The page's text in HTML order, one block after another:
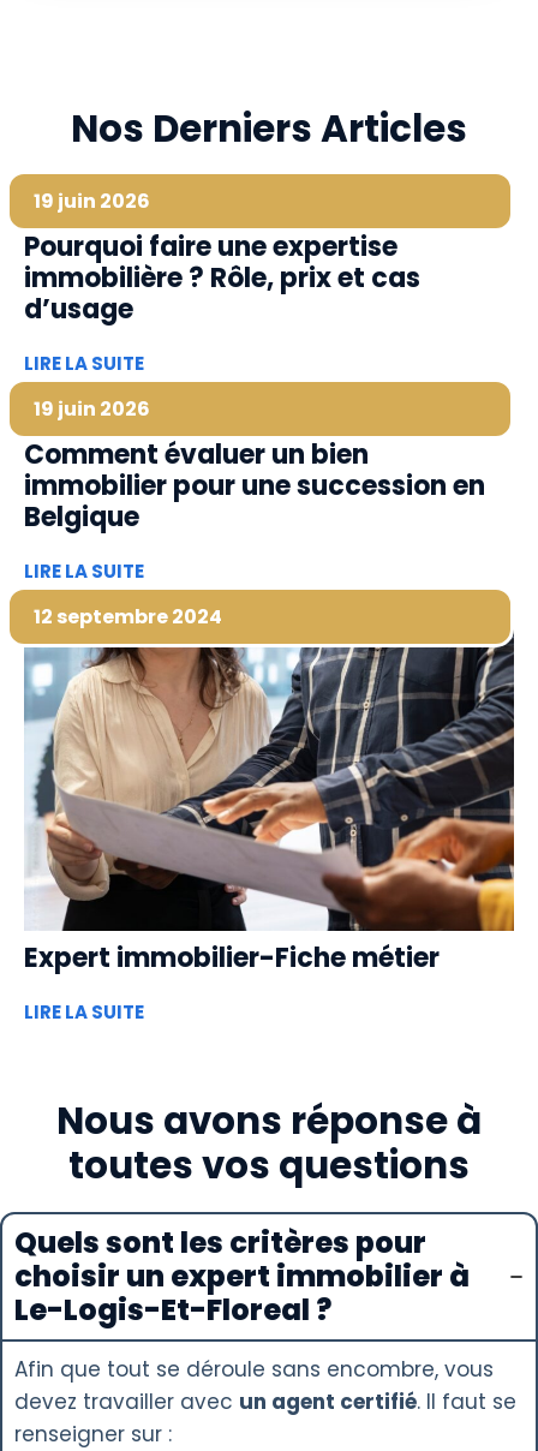
Nos Derniers Articles
19 juin 2026
Pourquoi faire une expertise
immobilière ? Rôle, prix et cas
d’usage
LIRE LA SUITE
19 juin 2026
Comment évaluer un bien
immobilier pour une succession en
Belgique
LIRE LA SUITE
12 septembre 2024
Expert immobilier-Fiche métier
LIRE LA SUITE
Nous avons réponse à
toutes vos questions
Quels sont les critères pour
choisir un expert immobilier à
Le-Logis-Et-Floreal ?
Afin que tout se déroule sans encombre, vous
devez travailler avec un agent certifié. Il faut se
renseigner sur :